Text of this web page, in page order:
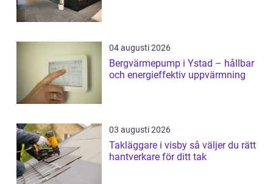
04 augusti 2026
Bergvärmepump i Ystad – hållbar
och energieffektiv uppvärmning
03 augusti 2026
Takläggare i visby så väljer du rätt
hantverkare för ditt tak